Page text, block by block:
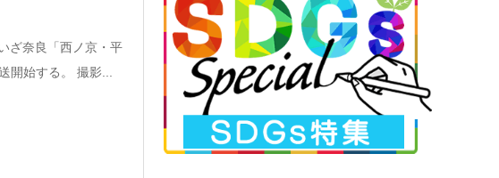
ざ奈良「西ノ京・平
開始する。 撮影...